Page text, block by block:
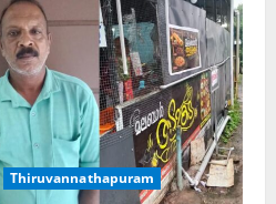
Thiruvannathapuram